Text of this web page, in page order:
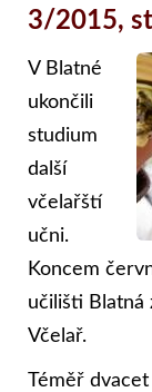
3/2015,
V Blatné
ukončili
studium
další
včelařští
učni.
Koncem
učilišti Blatná
Včelař.
Téměř